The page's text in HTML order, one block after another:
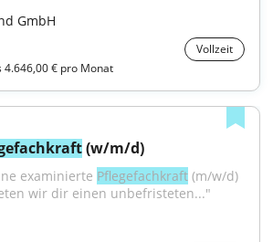
GmbH
Vollzeit
4.646,00 € pro Monat
(w/m/d)
examinierte Pflegefachkraft (m/w/d)
wir dir einen unbefristeten..."